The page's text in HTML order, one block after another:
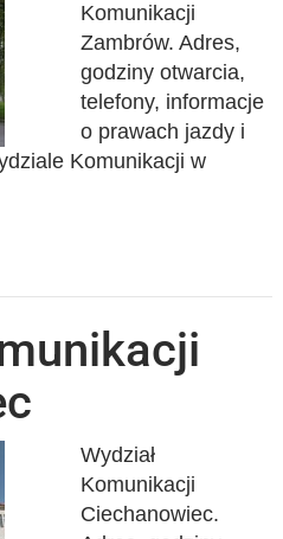
Komunikacji
Zambrów. Adres,
godziny otwarcia,
telefony, informacje
o prawach jazdy i
Komunikacji w
Wydział
Komunikacji
Ciechanowiec.